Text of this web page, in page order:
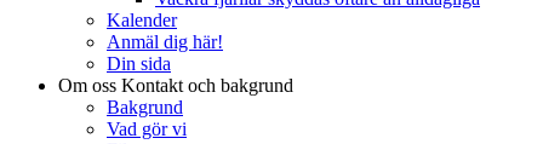
Kalender
Anmäl dig här!
Din sida
Om oss Kontakt och bakgrund
Bakgrund
Vad gör vi